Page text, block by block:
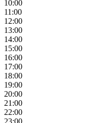
10:00
11:00
12:00
13:00
14:00
15:00
16:00
17:00
18:00
19:00
20:00
21:00
22:00
23:00